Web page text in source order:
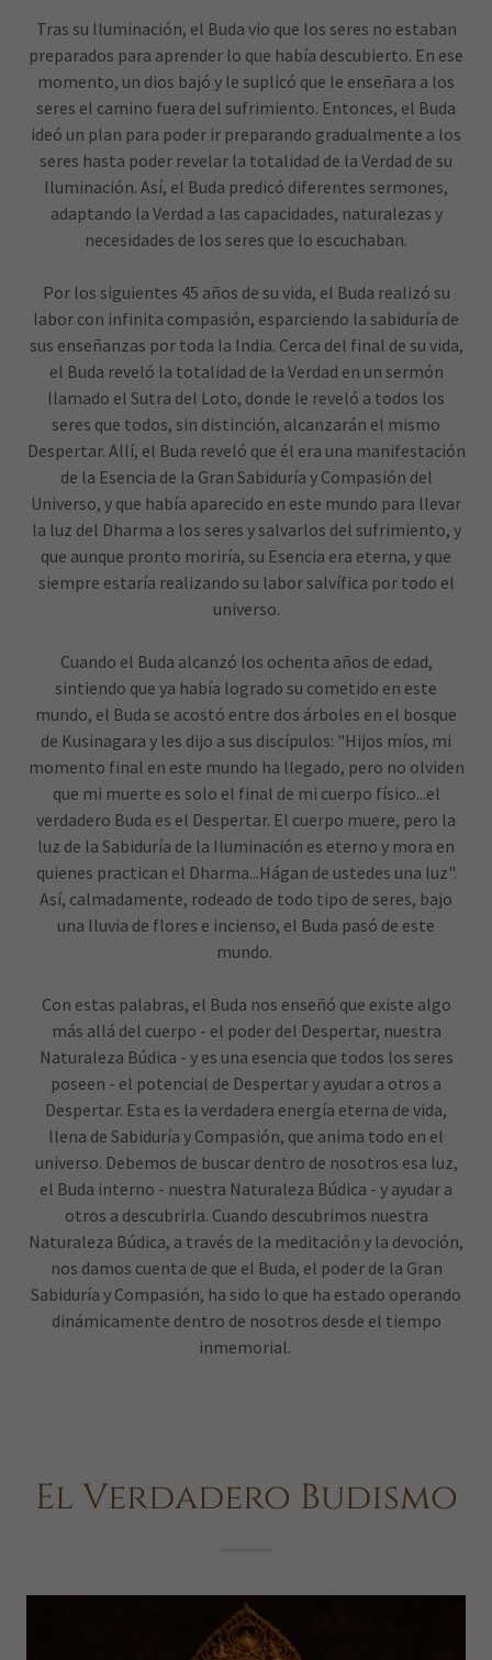
Tras su Iluminación, el Buda vio que los seres no estaban
preparados para aprender lo que había descubierto. En ese
momento, un dios bajó y le suplicó que le enseñara a los
seres el camino fuera del sufrimiento. Entonces, el Buda
ideó un plan para poder ir preparando gradualmente a los
seres hasta poder revelar la totalidad de la Verdad de su
Iluminación. Así, el Buda predicó diferentes sermones,
adaptando la Verdad a las capacidades, naturalezas y
necesidades de los seres que lo escuchaban.
Por los siguientes 45 años de su vida, el Buda realizó su
labor con infinita compasión, esparciendo la sabiduría de
sus enseñanzas por toda la India. Cerca del final de su vida,
el Buda reveló la totalidad de la Verdad en un sermón
llamado el Sutra del Loto, donde le reveló a todos los
seres que todos, sin distinción, alcanzarán el mismo
Despertar. Allí, el Buda reveló que él era una manifestación
de la Esencia de la Gran Sabiduría y Compasión del
Universo, y que había aparecido en este mundo para llevar
la luz del Dharma a los seres y salvarlos del sufrimiento, y
que aunque pronto moriría, su Esencia era eterna, y que
siempre estaría realizando su labor salvífica por todo el
universo.
Cuando el Buda alcanzó los ochenta años de edad,
sintiendo que ya había logrado su cometido en este
mundo, el Buda se acostó entre dos árboles en el bosque
de Kusinagara y les dijo a sus discípulos: "Hijos míos, mi
momento final en este mundo ha llegado, pero no olviden
que mi muerte es solo el final de mi cuerpo físico...el
verdadero Buda es el Despertar. El cuerpo muere, pero la
luz de la Sabiduría de la Iluminación es eterno y mora en
quienes practican el Dharma...Hágan de ustedes una luz".
Así, calmadamente, rodeado de todo tipo de seres, bajo
una lluvia de flores e incienso, el Buda pasó de este
mundo.
Con estas palabras, el Buda nos enseñó que existe algo
más allá del cuerpo - el poder del Despertar, nuestra
Naturaleza Búdica - y es una esencia que todos los seres
poseen - el potencial de Despertar y ayudar a otros a
Despertar. Esta es la verdadera energía eterna de vida,
llena de Sabiduría y Compasión, que anima todo en el
universo. Debemos de buscar dentro de nosotros esa luz,
el Buda interno - nuestra Naturaleza Búdica - y ayudar a
otros a descubrirla. Cuando descubrimos nuestra
Naturaleza Búdica, a través de la meditación y la devoción,
nos damos cuenta de que el Buda, el poder de la Gran
Sabiduría y Compasión, ha sido lo que ha estado operando
dinámicamente dentro de nosotros desde el tiempo
inmemorial.
El Verdadero Budismo